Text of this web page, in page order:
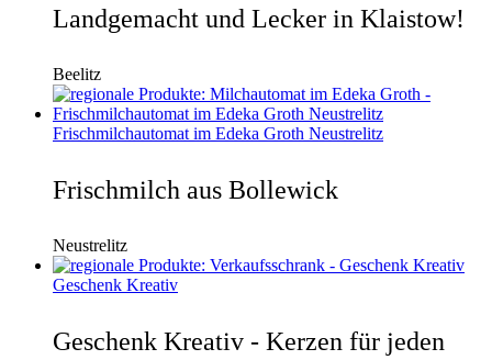
Landgemacht und Lecker in Klaistow!
Beelitz
Frischmilchautomat im Edeka Groth Neustrelitz
Frischmilch aus Bollewick
Neustrelitz
Geschenk Kreativ
Geschenk Kreativ - Kerzen für jeden